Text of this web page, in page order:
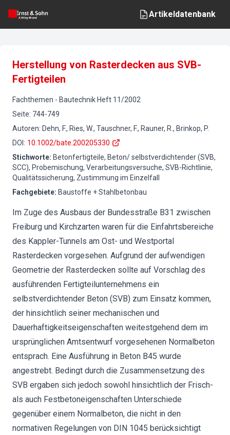
Artikeldatenbank
Herstellung von Rasterdecken aus SVB-
Fertigteilen
Fachthemen - Bautechnik Heft 11/2002
Seite: 744-749
Autoren: Dehn, F., Ries, W., Tauschner, F., Rauner, R., Brinkop, P.
DOI : 10.1002/bate.200205330
Stichworte: Betonfertigteile, Beton/ selbstverdichtender (SVB,
SCC), Probemischung, Verarbeitungsversuche, SVB-Richtlinie,
Qualitätssicherung, Zustimmung im Einzelfall
Fachgebiete: Baustoffe + Stahlbetonbau
Im Zuge des Ausbaus der Bundesstraße B31 zwischen
Freiburg und Kirchzarten waren für die Einfahrtsbereiche
des Kappler-Tunnels am Ost- und Westportal
Rasterdecken vorgesehen. Aufgrund der aufwendigen
Geometrie der Rasterdecken sollte auf Vorschlag des
ausführenden Fertigteilunternehmens ein
selbstverdichtender Beton (SVB) zum Einsatz kommen,
der hinsichtlich seiner mechanischen und
Dauerhaftigkeitseigenschaften weitestgehend dem im
ursprünglichen Amtsentwurf vorgesehenen Normalbeton
entsprach. Eine Ausführung in Beton B45 wurde
angestrebt. Bedingt durch die Zusammensetzung des
SVB ergaben sich jedoch sowohl hinsichtlich der Frisch-
als auch Festbetoneigenschaften Unterschiede
gegenüber einem Normalbeton, die nicht in den
normativen Regelungen von DIN 1045 berücksichtigt